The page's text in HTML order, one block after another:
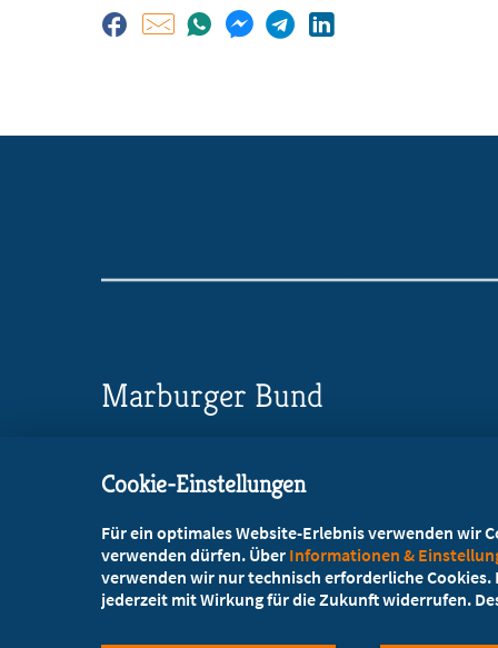
Marburger Bund
Glacisstraße 2, 01099 Dresden
+49 351 47554-20
+49 351 47554-25
Cookie-Einstellungen
Für ein optimales Website-Erlebnis verwenden wir
verwenden dürfen. Über Informationen &
verwenden wir nur technisch erforderliche Cookies.
jederzeit mit Wirkung für die Zukunft widerrufen.